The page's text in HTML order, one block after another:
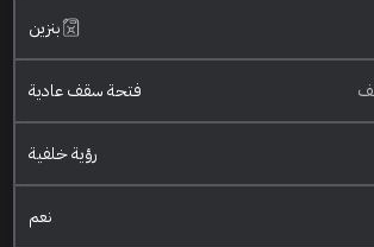
بنزين
فتحة سقف عادية
رؤية خلفية
نعم